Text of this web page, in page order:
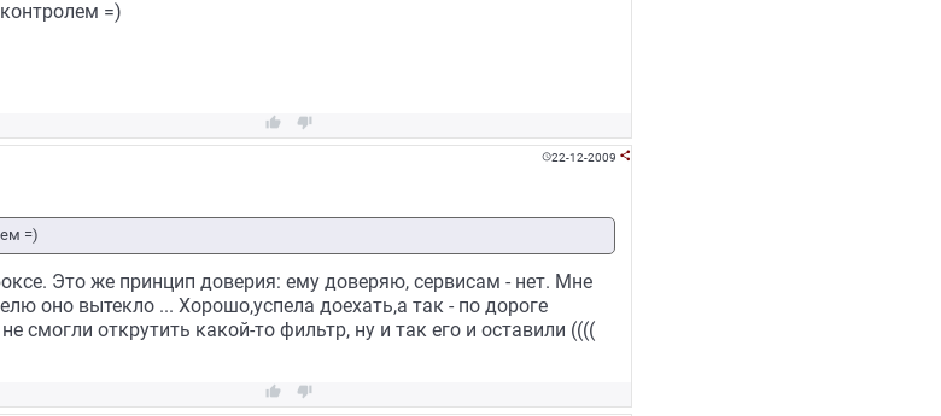
=)
 
22-12-2009 
=)
Это же принцип доверия: ему доверяю, сервисам - нет. Мне
оно вытекло ... Хорошо,успела доехать,а так - по дороге
смогли открутить какой-то фильтр, ну и так его и оставили ((((
 